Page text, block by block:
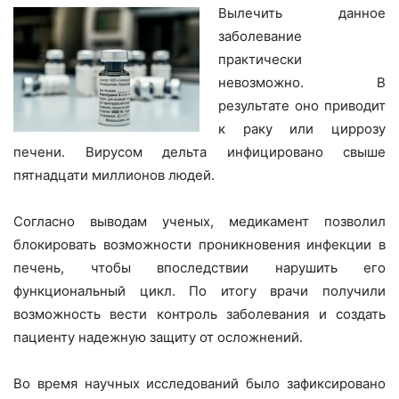
Вылечить данное
заболевание
практически
невозможно. В
результате оно приводит
к раку или циррозу
печени. Вирусом дельта инфицировано свыше
пятнадцати миллионов людей.
Согласно выводам ученых, медикамент позволил
блокировать возможности проникновения инфекции в
печень, чтобы впоследствии нарушить его
функциональный цикл. По итогу врачи получили
возможность вести контроль заболевания и создать
пациенту надежную защиту от осложнений.
Во время научных исследований было зафиксировано